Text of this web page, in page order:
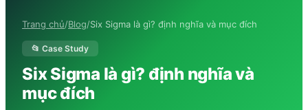
Trang chủ/Blog/Six Sigma là gì? định nghĩa và mục đích
📂 Case Study
Six Sigma là gì? định nghĩa và
mục đích